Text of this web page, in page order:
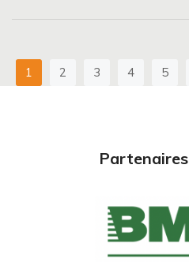
1 (current)
2 3 4 5
Partenaires